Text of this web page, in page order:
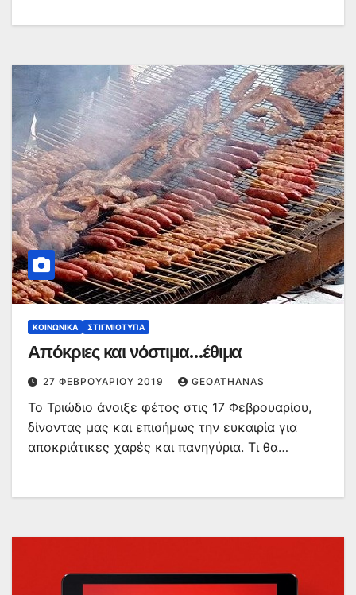
ΚΟΙΝΩΝΙΚΆ ΣΤΙΓΜΙΌΤΥΠΑ
Απόκριες και νόστιμα…έθιμα
27 ΦΕΒΡΟΥΑΡΊΟΥ 2019 GEOATHANAS
Το Τριώδιο άνοιξε φέτος στις 17 Φεβρουαρίου,
δίνοντας μας και επισήμως την ευκαιρία για
αποκριάτικες χαρές και πανηγύρια. Τι θα…